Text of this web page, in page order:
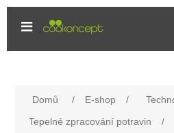
Domů / E-shop /
Tepelné zpracování potravin
/